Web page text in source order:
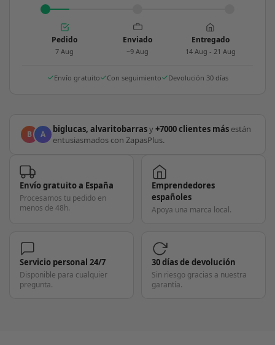
Pedido
7 Aug
Enviado
~9 Aug
Entregado
14 Aug - 21 Aug
Envío gratuito Con seguimiento Devolución 30 días
B A biglucas, alvaritobarrasy+7000 clientes más están
entusiasmados con ZapasPlus.
Envío gratuito a España
Procesamos tu pedido en
menos de 48h.
Emprendedores
españoles
Apoya una marca local.
Servicio personal 24/7
Disponible para cualquier
pregunta.
30 días de devolución
Sin riesgo gracias a nuestra
garantía.